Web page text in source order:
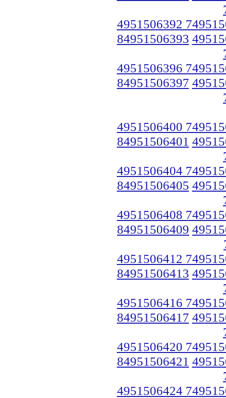
4951506392
84951506393
4951506396
84951506397
4951506400
84951506401
4951506404
84951506405
4951506408
84951506409
4951506412
84951506413
4951506416
84951506417
4951506420
84951506421
4951506424